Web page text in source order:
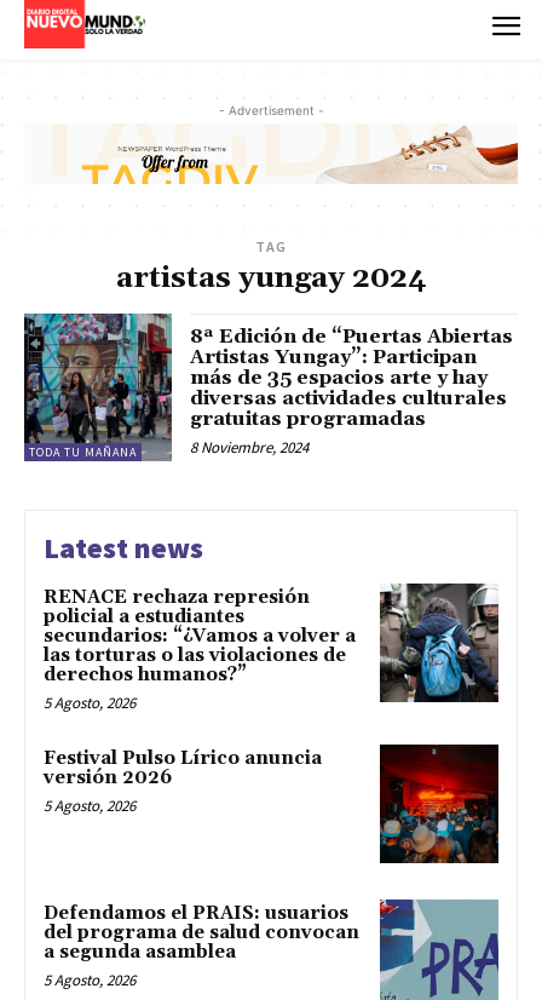
- Advertisement -
TAG
artistas yungay 2024
TODA TU MAÑANA
8ª Edición de “Puertas Abiertas
Artistas Yungay”: Participan
más de 35 espacios arte y hay
diversas actividades culturales
gratuitas programadas
8 Noviembre, 2024
Latest news
RENACE rechaza represión
policial a estudiantes
secundarios: “¿Vamos a volver a
las torturas o las violaciones de
derechos humanos?”
5 Agosto, 2026
Festival Pulso Lírico anuncia
versión 2026
5 Agosto, 2026
Defendamos el PRAIS: usuarios
del programa de salud convocan
a segunda asamblea
5 Agosto, 2026